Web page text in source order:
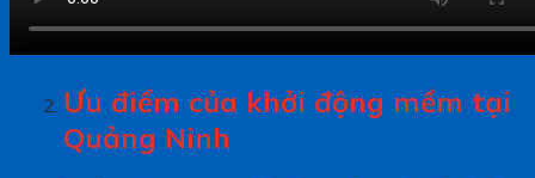
Ưu điểm của khởi động mềm tại
Quảng Ninh